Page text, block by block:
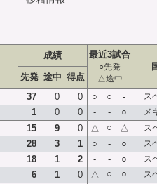
成績 最近3試合
○先発
△途中
先発 途中 得点
37 0 0 ○ ○ - ス
1 0 0 - - ○ メ
15 9 0 △ ○ △ ス
28 3 1 ○ - ○ ス
18 1 2 - - ○ ス
6 1 0 △ ○ ○ ス